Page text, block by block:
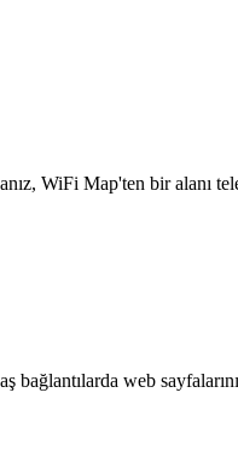
WiFi Map'ten bir alanı
bağlantılarda web